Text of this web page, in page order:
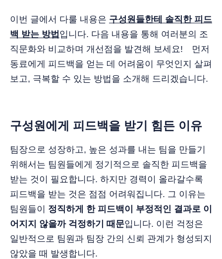
이번 글에서 다룰 내용은 구성원들한테 솔직한 피드
백 받는 방법 입니다. 다음 내용을 통해 여러분의 조
직문화와 비교하며 개선점을 발견해 보세요! 먼저
동료에게 피드백을 얻는 데 어려움이 무엇인지 살펴
보고, 극복할 수 있는 방법을 소개해 드리겠습니다.
구성원에게 피드백을 받기 힘든 이유
팀장으로 성장하고, 높은 성과를 내는 팀을 만들기
위해서는 팀원들에게 정기적으로 솔직한 피드백을
받는 것이 필요합니다. 하지만 경력이 올라갈수록
피드백을 받는 것은 점점 어려워집니다. 그 이유는
팀원들이
정직하게 한 피드백이 부정적인 결과로 이
어지지 않을까 걱정하기 때문입니다. 이런 걱정은
일반적으로 팀원과 팀장 간의 신뢰 관계가 형성되지
않았을 때 발생합니다.